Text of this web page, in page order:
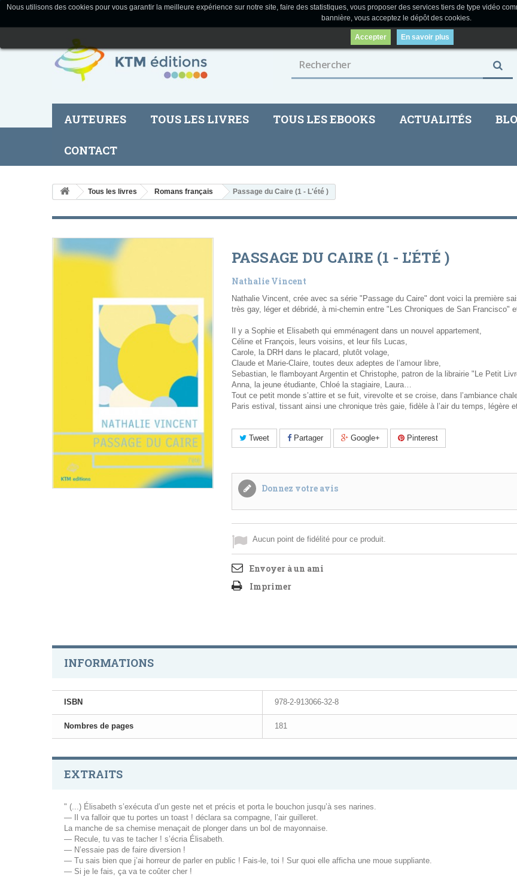
AUTEURES TOUS LES LIVRES TOUS LES EBOOKS ACTUALITÉS
CONTACT
Nous utilisons des cookies pour vous garantir la meilleure expérience sur notre site, faire des statistiques, vous proposer des services tiers de type vidéo
bannière, vous acceptez le dépôt des cookies.
Accepter En savoir plus
Tous les livres Romans français Passage du Caire (1 - L'été )
PASSAGE DU CAIRE (1 - L'ÉTÉ )
Nathalie Vincent
Nathalie Vincent, crée avec sa série "Passage du Caire" dont voici la première
très gay, léger et débridé, à mi-chemin entre "Les Chroniques de San Francisco"
Il y a Sophie et Elisabeth qui emménagent dans un nouvel appartement,
Céline et François, leurs voisins, et leur fils Lucas,
Carole, la DRH dans le placard, plutôt volage,
Claude et Marie-Claire, toutes deux adeptes de l’amour libre,
Sebastian, le flamboyant Argentin et Christophe, patron de la librairie "Le Petit
Anna, la jeune étudiante, Chloé la stagiaire, Laura…
Tout ce petit monde s’attire et se fuit, virevolte et se croise, dans l’ambiance
Paris estival, tissant ainsi une chronique très gaie, fidèle à l’air du temps, légère
Tweet Partager Google+ Pinterest
Donnez votre avis
Aucun point de fidélité pour ce produit.
Envoyer à un ami
Imprimer
INFORMATIONS
ISBN 978-2-913066-32-8
Nombres de pages 181
EXTRAITS
" (...) Élisabeth s’exécuta d’un geste net et précis et porta le bouchon jusqu’à ses narines.
— Il va falloir que tu portes un toast ! déclara sa compagne, l’air guilleret.
La manche de sa chemise menaçait de plonger dans un bol de mayonnaise.
— Recule, tu vas te tacher ! s’écria Élisabeth.
— N’essaie pas de faire diversion !
— Tu sais bien que j’ai horreur de parler en public ! Fais-le, toi ! Sur quoi elle afficha une moue suppliante.
— Si je le fais, ça va te coûter cher !